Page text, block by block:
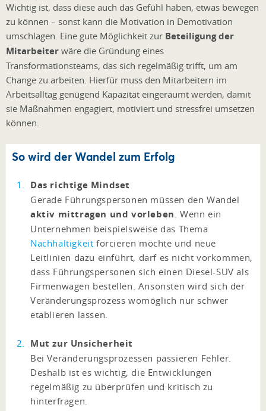
Wichtig ist, dass diese auch das Gefühl haben, etwas bewegen
zu können – sonst kann die Motivation in Demotivation
umschlagen. Eine gute Möglichkeit zur Beteiligung der
Mitarbeiter wäre die Gründung eines
Transformationsteams, das sich regelmäßig trifft, um am
Change zu arbeiten. Hierfür muss den Mitarbeitern im
Arbeitsalltag genügend Kapazität eingeräumt werden, damit
sie Maßnahmen engagiert, motiviert und stressfrei umsetzen
können.
So wird der Wandel zum Erfolg
Das richtige Mindset
Gerade Führungspersonen müssen den Wandel
aktiv mittragen und vorleben. Wenn ein
Unternehmen beispielsweise das Thema
Nachhaltigkeit forcieren möchte und neue
Leitlinien dazu einführt, darf es nicht vorkommen,
dass Führungspersonen sich einen Diesel-SUV als
Firmenwagen bestellen. Ansonsten wird sich der
Veränderungsprozess womöglich nur schwer
etablieren lassen.
Mut zur Unsicherheit
Bei Veränderungsprozessen passieren Fehler.
Deshalb ist es wichtig, die Entwicklungen
regelmäßig zu überprüfen und kritisch zu
hinterfragen.